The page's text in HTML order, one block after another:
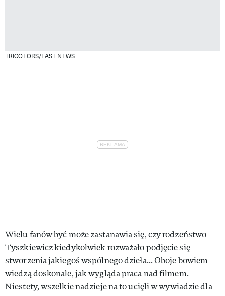
TRICOLORS/EAST NEWS
Wielu fanów być może zastanawia się, czy rodzeństwo
Tyszkiewicz kiedykolwiek rozważało podjęcie się
stworzenia jakiegoś wspólnego dzieła... Oboje bowiem
wiedzą doskonale, jak wygląda praca nad filmem.
Niestety, wszelkie nadzieje na to ucięli w wywiadzie dla